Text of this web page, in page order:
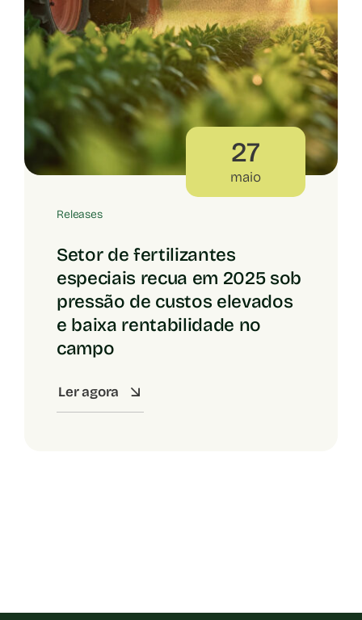
27
maio
Releases
Setor de fertilizantes
especiais recua em 2025 sob
pressão de custos elevados
e baixa rentabilidade no
campo
Ler agora